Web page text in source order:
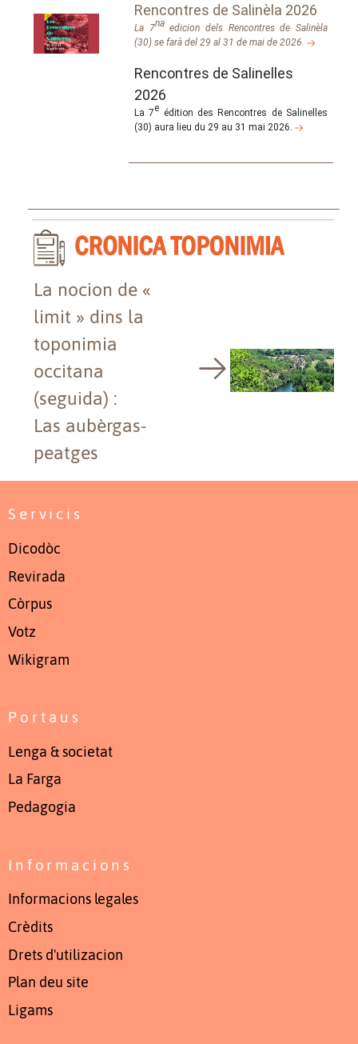
Rencontres de Salinèla 2026
La 7naedicion dels Rencontres de Salinèla
(30) se farà del 29 al 31 de mai de 2026.
Rencontres de Salinelles
2026
La 7e édition des Rencontres de Salinelles
(30) aura lieu du 29 au 31 mai 2026.
La nocion de «
limit » dins la
toponimia
occitana
(seguida) :
Las aubèrgas-
peatges
Servicis
Dicodòc
Revirada
Còrpus
Votz
Wikigram
Portaus
Lenga & societat
La Farga
Pedagogia
Informacions
Informacions legales
Crèdits
Drets d'utilizacion
Plan deu site
Ligams